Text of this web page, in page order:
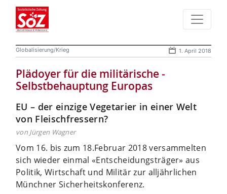
Globalisierung/Krieg 1. April 2018
Plädoyer für die militärische ­
Selbstbehauptung Europas
EU – der einzige Vegetarier in einer Welt
von Fleischfressern?
von Jürgen Wagner
Vom 16. bis zum 18.Februar 2018 versammelten
sich wieder einmal «Entscheidungsträger» aus
Politik, Wirtschaft und Militär zur alljährlichen
Münchner Sicherheitskonferenz.